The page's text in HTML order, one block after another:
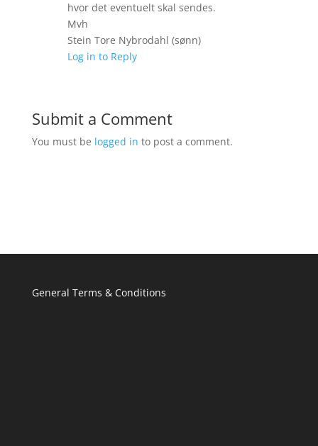
hvor det eventuelt skal sendes.
Mvh
Stein Tore Nybrodahl (sønn)
Log in to Reply
Submit a Comment
You must be logged in to post a comment.
General Terms & Conditions